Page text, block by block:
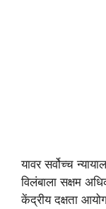
यावर सर्वोच्च
विलंबाला सक्षम
केंद्रीय दक्षता